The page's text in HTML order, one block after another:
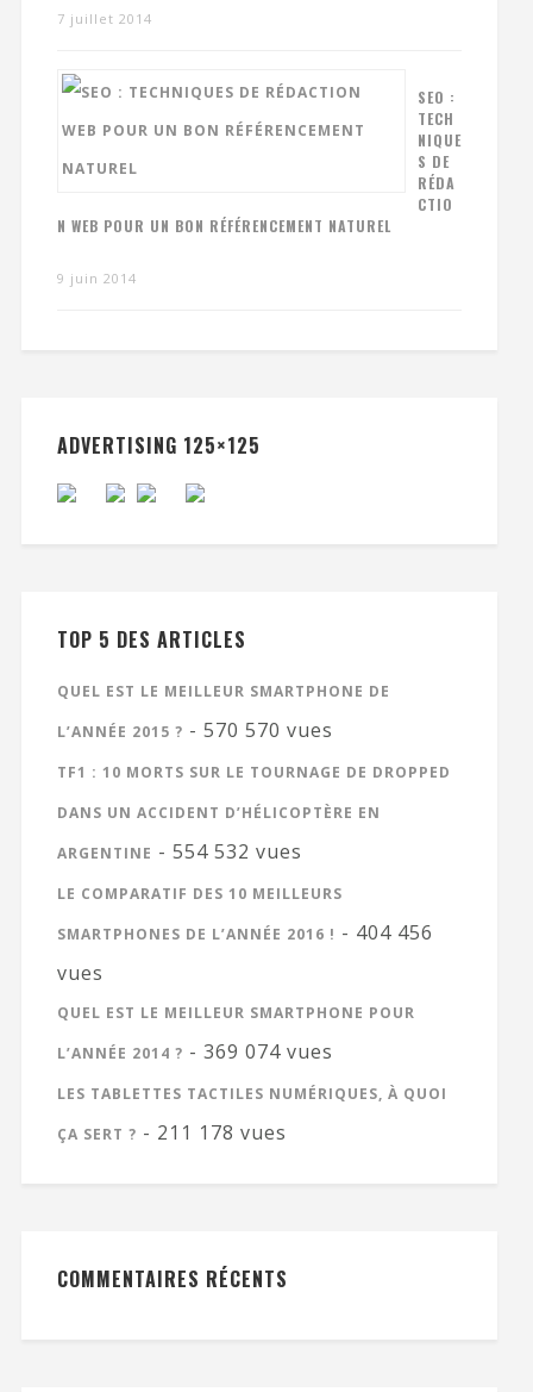
7 juillet 2014
SEO :
TECH
NIQUE
S DE
RÉDA
CTIO
N WEB POUR UN BON RÉFÉRENCEMENT NATUREL
9 juin 2014
ADVERTISING 125×125
TOP 5 DES ARTICLES
QUEL EST LE MEILLEUR SMARTPHONE DE
L’ANNÉE 2015 ? - 570 570 vues
TF1 : 10 MORTS SUR LE TOURNAGE DE DROPPED
DANS UN ACCIDENT D’HÉLICOPTÈRE EN
ARGENTINE - 554 532 vues
LE COMPARATIF DES 10 MEILLEURS
SMARTPHONES DE L’ANNÉE 2016 ! - 404 456
vues
QUEL EST LE MEILLEUR SMARTPHONE POUR
L’ANNÉE 2014 ? - 369 074 vues
LES TABLETTES TACTILES NUMÉRIQUES, À QUOI
ÇA SERT ? - 211 178 vues
COMMENTAIRES RÉCENTS